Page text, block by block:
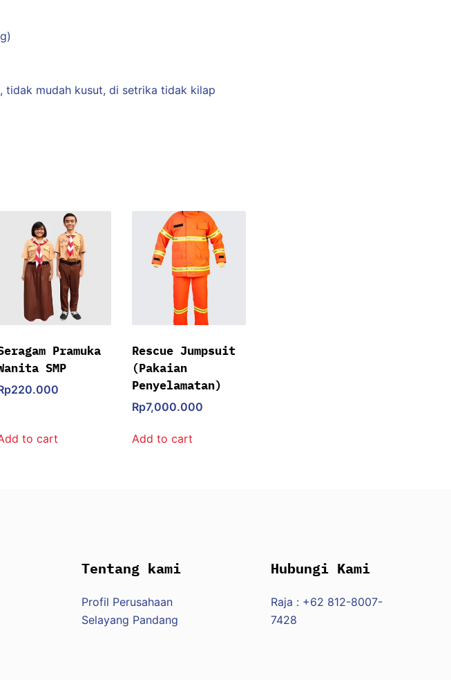
tidak mudah kusut, di setrika tidak kilap
Pramuka
SMP
220.000
to cart
Rescue Jumpsuit
(Pakaian
Penyelamatan)
Rp7,000.000
Add to cart
Tentang kami
Profil Perusahaan
Selayang Pandang
Hubungi Kami
Raja : +62 812-8007-
7428